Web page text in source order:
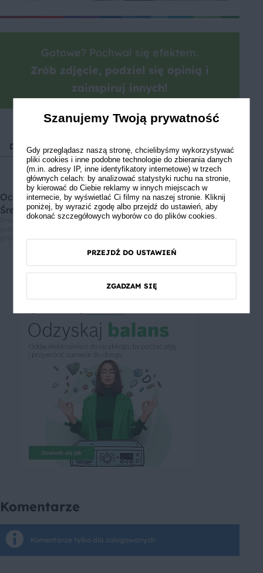
Gotowe? Pochwal się efektem.
Zrób zdjęcie, podziel się opinią i
zainspiruj innych!
Deser Boże Narodzenie Przyjęcie świąteczne
Oceń przepis
Średnia ocen: 5, Liczba ocen: 5
Drodzy użytkownicy, informujemy, że nie możemy Was zapewnić, że
Komentarze
Komentarze tylko dla zalogowanych
Szanujemy Twoją prywatność
Gdy przeglądasz naszą stronę, chcielibyśmy wykorzystywać
pliki cookies i inne podobne technologie do zbierania danych
(m.in. adresy IP, inne identyfikatory internetowe) w trzech
głównych celach: by analizować statystyki ruchu na stronie,
by kierować do Ciebie reklamy w innych miejscach w
internecie, by wyświetlać Ci filmy na naszej stronie. Kliknij
poniżej, by wyrazić zgodę albo przejdź do ustawień, aby
dokonać szczegółowych wyborów co do plików cookies.
PRZEJDŹ DO USTAWIEŃ
ZGADZAM SIĘ